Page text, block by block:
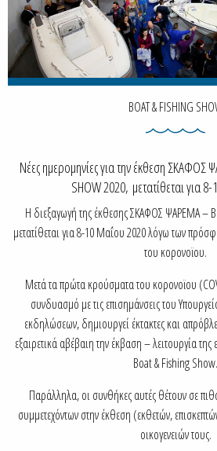
BOAT & FISHING
Νέες ημερομηνίες για την έκθεση ΣΚΑΦΟΣ
SHOW 2020, μετατίθεται για
H διεξαγωγή της έκθεσης ΣΚΑΦΟΣ ΨΑΡΕΜΑ –
μετατίθεται για 8-10 Μαΐου 2020 λόγω των
του κορονοϊου.
Μετά τα πρώτα κρούσματα του κορονοϊου
συνδυασμό με τις επισημάνσεις του
εκδηλώσεων, δημιουργεί έκτακτες και
εξαιρετικά αβέβαιη την έκβαση – λειτουργία
Boat & Fishing Show.
Παράλληλα, οι συνθήκες αυτές θέτουν σε
συμμετεχόντων στην έκθεση (εκθετών,
οικογενειών τους.